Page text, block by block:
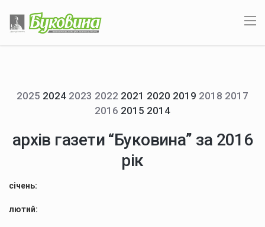
2025 2024 2023 2022 2021 2020 2019 2018 2017
2016 2015 2014
архів газети “Буковина” за 2016
рік
січень:
лютий: